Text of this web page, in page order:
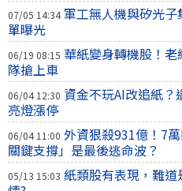
07/05 14:34 軍工無人機與矽光
單曝光
06/19 08:15 華紙變身轉機股！
隊搶上車
06/04 12:30 資金不玩AI改追紙
亮燈漲停
06/04 11:00 外資狠殺931億！7
關鍵支撐」是最後逃命波？
05/13 15:03 紙類股有表現，難